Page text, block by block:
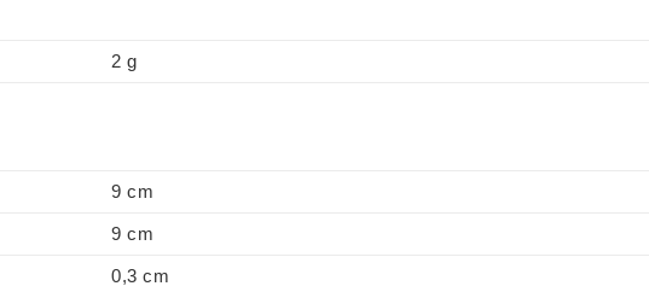
2 g
9 cm
9 cm
0,3 cm